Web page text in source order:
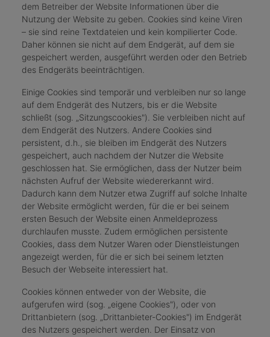
dem Betreiber der Website Informationen über die
Nutzung der Website zu geben. Cookies sind keine Viren
– sie sind reine Textdateien und kein kompilierter Code.
Daher können sie nicht auf dem Endgerät, auf dem sie
gespeichert werden, ausgeführt werden oder den Betrieb
des Endgeräts beeinträchtigen.
Einige Cookies sind temporär und verbleiben nur so lange
auf dem Endgerät des Nutzers, bis er die Website
schließt (sog. „Sitzungscookies"). Sie verbleiben nicht auf
dem Endgerät des Nutzers. Andere Cookies sind
persistent, d.h., sie bleiben im Endgerät des Nutzers
gespeichert, auch nachdem der Nutzer die Website
geschlossen hat. Sie ermöglichen, dass der Nutzer beim
nächsten Aufruf der Website wiedererkannt wird.
Dadurch kann dem Nutzer etwa Zugriff auf solche Inhalte
der Website ermöglicht werden, für die er bei seinem
ersten Besuch der Website einen Anmeldeprozess
durchlaufen musste. Zudem ermöglichen persistente
Cookies, dass dem Nutzer Waren oder Dienstleistungen
angezeigt werden, für die er sich bei seinem letzten
Besuch der Webseite interessiert hat.
Cookies können entweder von der Website, die
aufgerufen wird (sog. „eigene Cookies"), oder von
Drittanbietern (sog. „Drittanbieter-Cookies") im Endgerät
des Nutzers gespeichert werden. Der Einsatz von